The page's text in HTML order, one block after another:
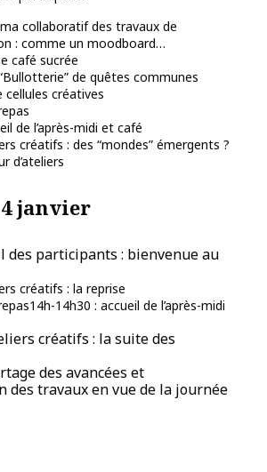
collaboratif des travaux de
: comme un moodboard…
café sucrée
de quêtes communes
créatives
de l’après-midi et café
créatifs : des “mondes” émergents ?
d’ateliers
janvier
des participants : bienvenue au
créatifs : la reprise
14h30 : accueil de l’après-midi
créatifs : la suite des
des avancées et
des travaux en vue de la journée